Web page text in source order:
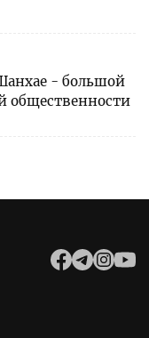
- большой
общественности